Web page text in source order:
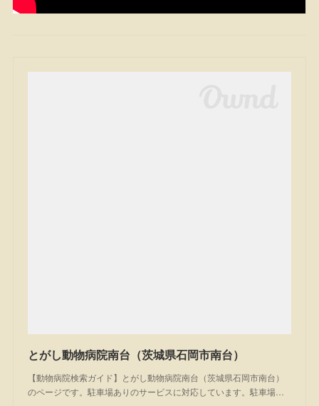
とがし動物病院南台（茨城県石岡市南台）
【動物病院検索ガイド】とがし動物病院南台（茨城県石岡市南台）
のページです。駐車場ありのサービスに対応しています。駐車場…